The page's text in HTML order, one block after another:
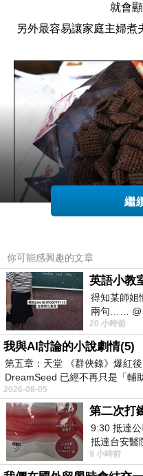
就會
另外最容易讓家庭主婦煮
開封之後，又
原本之前都會到五金行，
不過實際的效用似乎沒
今天要來分享給大家的就
題
HITO本鋪【家
繼
你可能感興趣的文章
英語小教
得知某師姐
兩句…… @
下二樓居然
20 小時前
我與AI討論的小說劇情(5)
第五章：天堂 《群俠錄》爆紅
DreamSeed 已經不再只是「輔
2026-08-05
第二次打
9:30 抵達
抵達台安醫
去的 B12
9 小時前